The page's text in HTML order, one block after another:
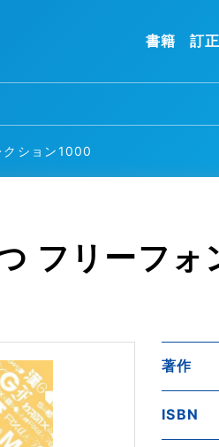
書籍 訂
クション1000
フリーフ
著作
ISBN